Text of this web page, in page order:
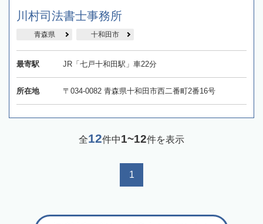
川村司法書士事務所
青森県 十和田市
最寄駅 JR「七戸十和田駅」車22分
所在地 〒034-0082 青森県十和田市西二番町2番16号
全12件中1~12件を表示
1